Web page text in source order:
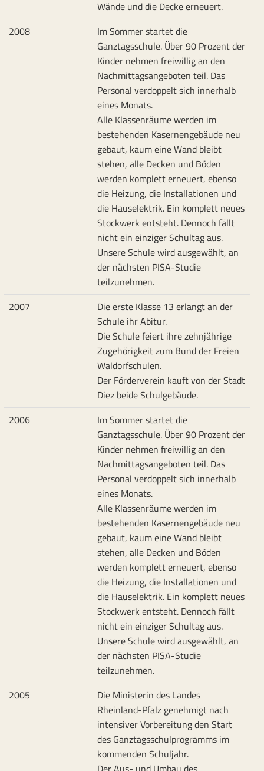
Wände und die Decke erneuert.
2008
Im Sommer startet die
Ganztagsschule. Über 90 Prozent der
Kinder nehmen freiwillig an den
Nachmittagsangeboten teil. Das
Personal verdoppelt sich innerhalb
eines Monats.
Alle Klassenräume werden im
bestehenden Kasernengebäude neu
gebaut, kaum eine Wand bleibt
stehen, alle Decken und Böden
werden komplett erneuert, ebenso
die Heizung, die Installationen und
die Hauselektrik. Ein komplett neues
Stockwerk entsteht. Dennoch fällt
nicht ein einziger Schultag aus.
Unsere Schule wird ausgewählt, an
der nächsten PISA-Studie
teilzunehmen.
2007
Die erste Klasse 13 erlangt an der
Schule ihr Abitur.
Die Schule feiert ihre zehnjährige
Zugehörigkeit zum Bund der Freien
Waldorfschulen.
Der Förderverein kauft von der Stadt
Diez beide Schulgebäude.
2006
Im Sommer startet die
Ganztagsschule. Über 90 Prozent der
Kinder nehmen freiwillig an den
Nachmittagsangeboten teil. Das
Personal verdoppelt sich innerhalb
eines Monats.
Alle Klassenräume werden im
bestehenden Kasernengebäude neu
gebaut, kaum eine Wand bleibt
stehen, alle Decken und Böden
werden komplett erneuert, ebenso
die Heizung, die Installationen und
die Hauselektrik. Ein komplett neues
Stockwerk entsteht. Dennoch fällt
nicht ein einziger Schultag aus.
Unsere Schule wird ausgewählt, an
der nächsten PISA-Studie
teilzunehmen.
2005
Die Ministerin des Landes
Rheinland-Pfalz genehmigt nach
intensiver Vorbereitung den Start
des Ganztagsschulprogramms im
kommenden Schuljahr.